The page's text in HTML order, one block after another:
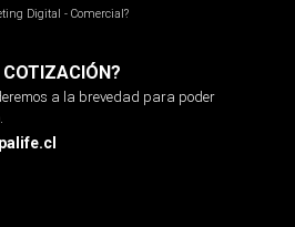
Digital - Comercial?
a la brevedad para poder